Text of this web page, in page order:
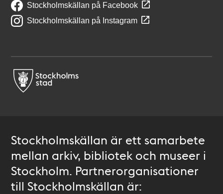
Stockholmskällan på Facebook
Stockholmskällan på Instagram
Stockholmskällan är ett samarbete
mellan arkiv, bibliotek och museer i
Stockholm. Partnerorganisationer
till Stockholmskällan är: